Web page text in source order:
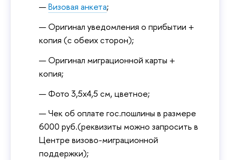
Визовая анкета;
Оригинал уведомления о прибытии +
копия (с обеих сторон);
Оригинал миграционной карты +
копия;
Фото 3,5х4,5 см, цветное;
Чек об оплате гос.пошлины в размере
6000 руб.(реквизиты можно запросить в
Центре визово-миграционной
поддержки);